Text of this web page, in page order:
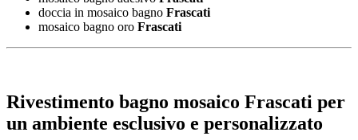
doccia in mosaico bagno Frascati
mosaico bagno oro Frascati
Rivestimento bagno mosaico Frascati per
un ambiente esclusivo e personalizzato